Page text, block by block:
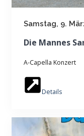
Samstag, 9.
Die Mannes
A-Capella Konzert
Details